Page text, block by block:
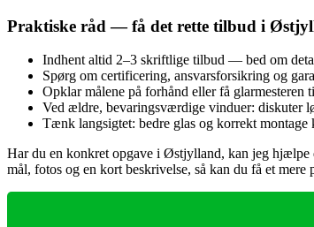
Praktiske råd — få det rette tilbud i
Indhent altid 2–3 skriftlige tilbud — bed om
Spørg om certificering, ansvarsforsikring og
Opklar målene på forhånd eller få glarmesteren
Ved ældre, bevaringsværdige vinduer: diskuter
Tænk langsigtet: bedre glas og korrekt montage
Har du en konkret opgave i Østjylland, kan jeg hjælpe
mål, fotos og en kort beskrivelse, så kan du få et mere